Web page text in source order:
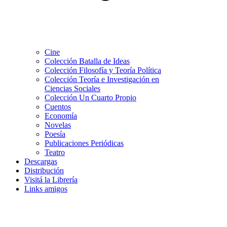
Cine
Colección Batalla de Ideas
Colección Filosofía y Teoría Política
Colección Teoría e Investigación en
Ciencias Sociales
Colección Un Cuarto Propio
Cuentos
Economía
Novelas
Poesía
Publicaciones Periódicas
Teatro
Descargas
Distribución
Visitá la Librería
Links amigos